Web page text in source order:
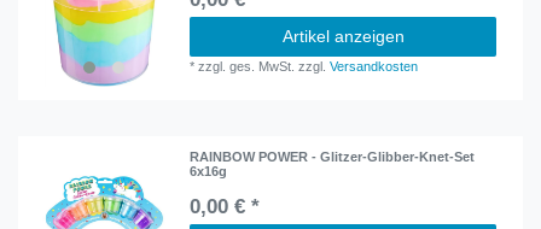
Artikel anzeigen
*zzgl. ges. MwSt. zzgl.Versandkosten
RAINBOW POWER - Glitzer-Glibber-Knet-Set
6x16g
0,00 € *